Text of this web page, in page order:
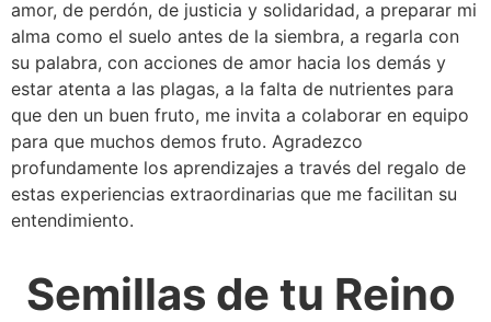
amor, de perdón, de justicia y solidaridad, a preparar mi
alma como el suelo antes de la siembra, a regarla con
su palabra, con acciones de amor hacia los demás y
estar atenta a las plagas, a la falta de nutrientes para
que den un buen fruto, me invita a colaborar en equipo
para que muchos demos fruto. Agradezco
profundamente los aprendizajes a través del regalo de
estas experiencias extraordinarias que me facilitan su
entendimiento.
Semillas de tu Reino